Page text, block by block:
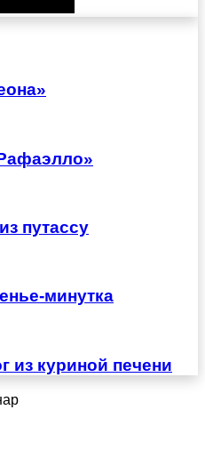
путассу
минутка
из куриной печени